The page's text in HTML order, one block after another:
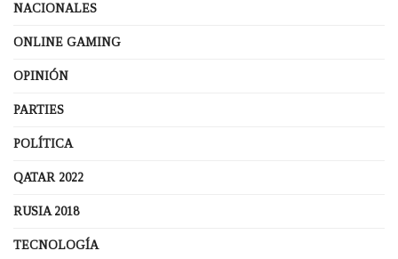
NACIONALES
ONLINE GAMING
OPINIÓN
PARTIES
POLÍTICA
QATAR 2022
RUSIA 2018
TECNOLOGÍA